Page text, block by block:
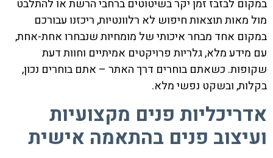
במקום לבזבז זמן יקר בשיטוטים ברחבי הרשת או להתלבט
מול מאות תוצאות חיפוש לא רלוונטיות, ריכזנו עבורכם
במקום אחד מבחר איכותי של מומחיות שנבחרו אחת-אחת,
עם מידע מלא, גלריות פרויקטים אמיתיים וחוות דעת
שקופות. כשאתם בוחרים דרך האתר – אתם בוחרים נכון,
בקלות, ובשקט נפשי מלא.
אדריכליות פנים מקצועיות
ועיצוב פנים בהתאמה אישית